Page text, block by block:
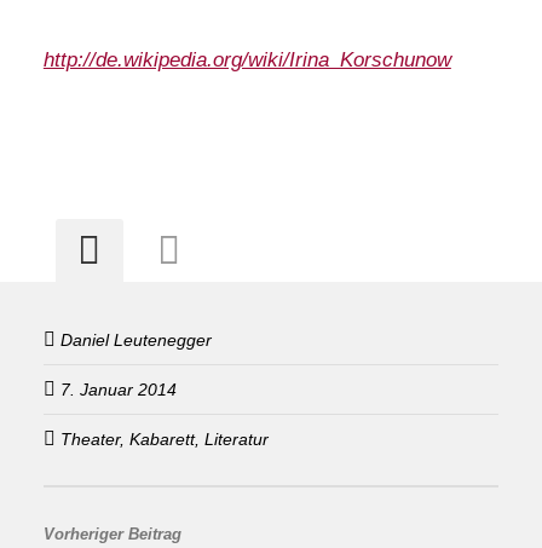
http://de.wikipedia.org/wiki/Irina_Korschunow
Daniel Leutenegger
7. Januar 2014
Theater, Kabarett, Literatur
Vorheriger Beitrag